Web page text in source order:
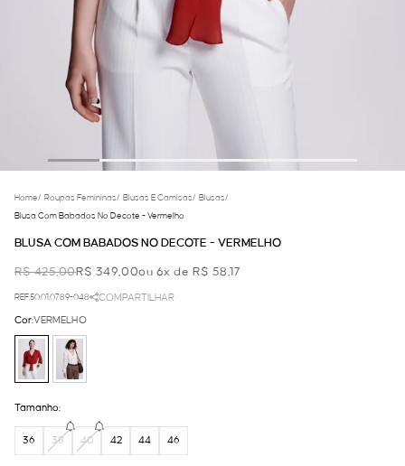
Home/ Roupas Femininas/ Blusas E Camisas/ Blusas/
Blusa Com Babados No Decote - Vermelho
BLUSA COM BABADOS NO DECOTE - VERMELHO
R$ 425,00R$ 349,00ou 6x de R$ 58,17
REF.50.01.0789-048 COMPARTILHAR
Cor:VERMELHO
Tamanho:
36 38 40 42 44 46